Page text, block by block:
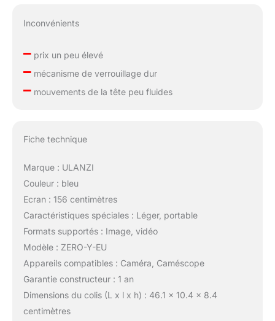
Inconvénients
–prix un peu élevé
–mécanisme de verrouillage dur
–mouvements de la tête peu fluides
Fiche technique
Marque : ULANZI
Couleur : bleu
Ecran : 156 centimètres
Caractéristiques spéciales : Léger, portable
Formats supportés : Image, vidéo
Modèle : ZERO-Y-EU
Appareils compatibles : Caméra, Caméscope
Garantie constructeur : 1 an
Dimensions du colis (L x l x h) : 46.1 x 10.4 x 8.4
centimètres